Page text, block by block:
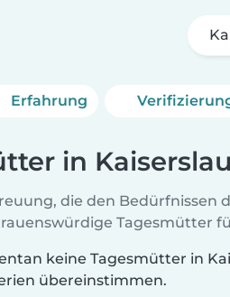
Erfahrung
in
die den Bedürfnissen
Tagesmütter
keine Tagesmütter in
übereinstimmen.